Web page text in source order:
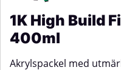
1K High Build
400ml
Akrylspackel med